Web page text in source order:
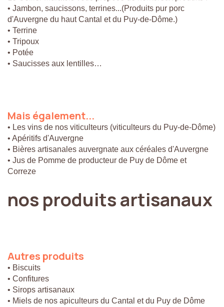
• Jambon, saucissons, terrines...(Produits pur porc
d'Auvergne du haut Cantal et du Puy-de-Dôme.)
• Terrine
• Tripoux
• Potée
• Saucisses aux lentilles…
Mais également...
• Les vins de nos viticulteurs (viticulteurs du Puy-de-Dôme)
• Apéritifs d'Auvergne
• Bières artisanales auvergnate aux céréales d'Auvergne
• Jus de Pomme de producteur de Puy de Dôme et
Correze
nos produitsartisanaux
Autres produits
• Biscuits
• Confitures
• Sirops artisanaux
• Miels de nos apiculteurs du Cantal et du Puy de Dôme